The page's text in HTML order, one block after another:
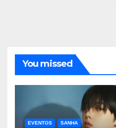
You missed
EVENTOS SANHA